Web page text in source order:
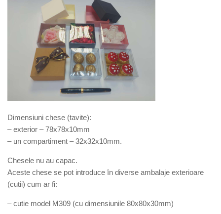
Dimensiuni chese (tavite):
– exterior – 78x78x10mm
– un compartiment – 32x32x10mm.
Chesele nu au capac.
Aceste chese se pot introduce în diverse ambalaje exterioare
(cutii) cum ar fi:
– cutie model M309 (cu dimensiunile 80x80x30mm)